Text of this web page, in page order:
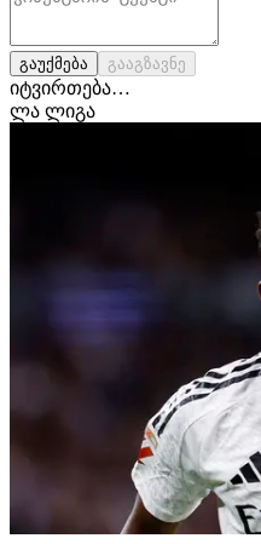
გაუქმება გააგზავნე
იტვირთება…
ლა ლიგა